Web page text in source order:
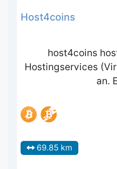
Host4coins
host4coins
Hostingservices
an.
69.85 km